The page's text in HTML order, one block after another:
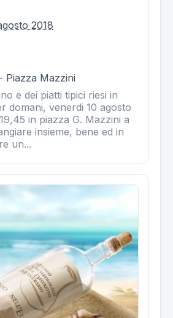
2018
Piazza Mazzini
e dei piatti tipici riesi in
domani, venerdi 10 agosto
in piazza G. Mazzini a
insieme, bene ed in
un...